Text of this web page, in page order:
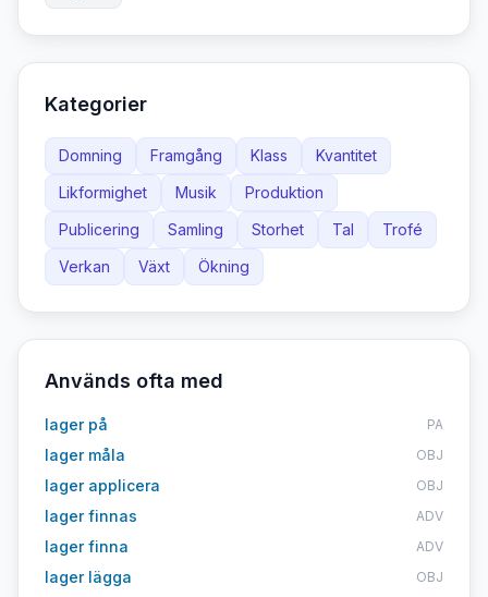
Kategorier
Domning Framgång Klass
Kvantitet
Likformighet
Musik
Produktion
Publicering
Samling Storhet Tal
Trofé
Verkan
Växt Ökning
Används ofta med
lager på PA
lager måla OBJ
lager applicera OBJ
lager finnas ADV
lager finna ADV
lager lägga OBJ